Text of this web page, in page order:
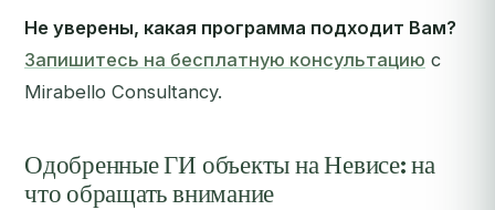
Не уверены, какая программа подходит Вам?
Запишитесь на бесплатную консультацию с
Mirabello Consultancy.
Одобренные ГИ объекты на Невисе: на
что обращать внимание